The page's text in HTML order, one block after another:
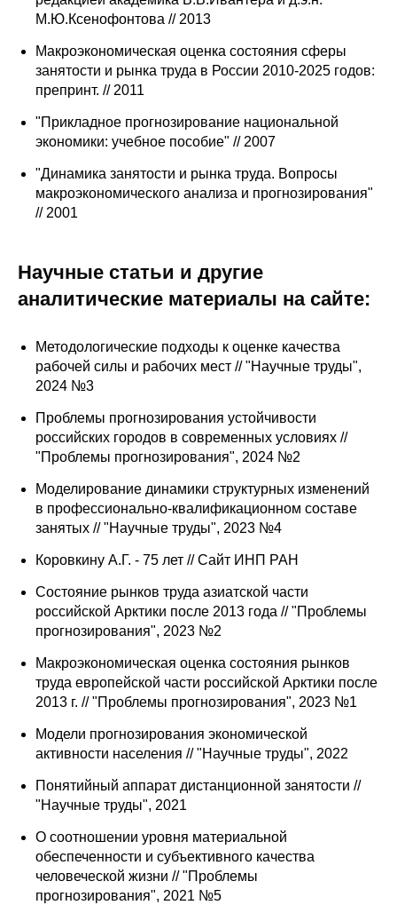
М.Ю.Ксенофонтова // 2013
Макроэкономическая оценка состояния сферы
занятости и рынка труда в России 2010-2025 годов:
препринт. // 2011
"Прикладное прогнозирование национальной
экономики: учебное пособие" // 2007
"Динамика занятости и рынка труда. Вопросы
макроэкономического анализа и прогнозирования"
// 2001
Научные статьи и другие
аналитические материалы на сайте:
Методологические подходы к оценке качества
рабочей силы и рабочих мест // "Научные труды",
2024 №3
Проблемы прогнозирования устойчивости
российских городов в современных условиях //
"Проблемы прогнозирования", 2024 №2
Моделирование динамики структурных изменений
в профессионально-квалификационном составе
занятых // "Научные труды", 2023 №4
Коровкину А.Г. - 75 лет // Сайт ИНП РАН
Состояние рынков труда азиатской части
российской Арктики после 2013 года // "Проблемы
прогнозирования", 2023 №2
Макроэкономическая оценка состояния рынков
труда европейской части российской Арктики после
2013 г. // "Проблемы прогнозирования", 2023 №1
Модели прогнозирования экономической
активности населения // "Научные труды", 2022
Понятийный аппарат дистанционной занятости //
"Научные труды", 2021
О соотношении уровня материальной
обеспеченности и субъективного качества
человеческой жизни // "Проблемы
прогнозирования", 2021 №5